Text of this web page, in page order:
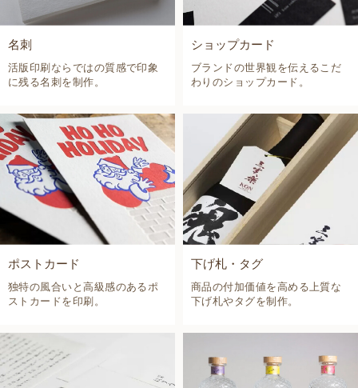
名刺
活版印刷ならではの質感で印象
に残る名刺を制作。
ショップカード
ブランドの世界観を伝えるこだ
わりのショップカード。
ポストカード
独特の風合いと高級感のあるポ
ストカードを印刷。
下げ札・タグ
商品の付加価値を高める上質な
下げ札やタグを制作。